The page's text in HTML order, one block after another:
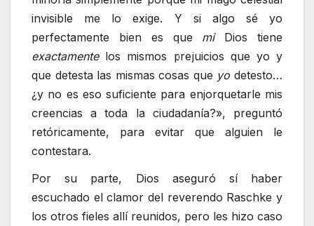
invisible me lo exige. Y si algo sé yo
perfectamente bien es que miDios tiene
exactamentelos mismos prejuicios que yo y
que detesta las mismas cosas que yo detesto…
¿y no es eso suficiente para enjorquetarle mis
creencias a toda la ciudadanía?», preguntó
retóricamente, para evitar que alguien le
contestara.
Por su parte, Dios aseguró sí haber
escuchado el clamor del reverendo Raschke y
los otros fieles allí reunidos, pero les hizo caso